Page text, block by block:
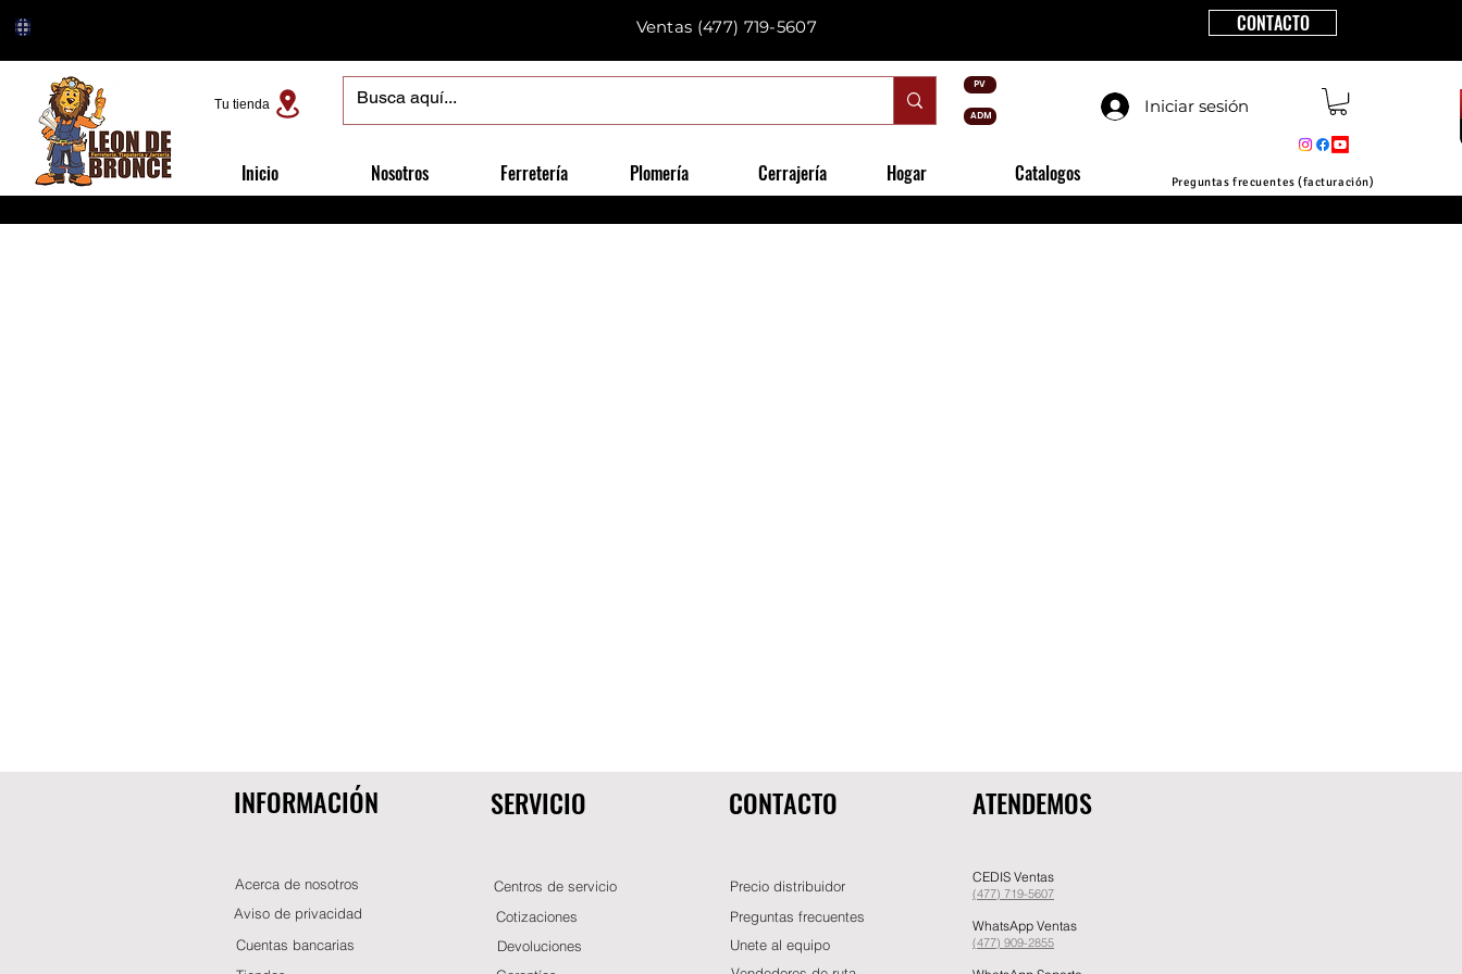
PV
ADM
Ventas (477) 719-5607 CONTACTO
Iniciar sesión
Tu tienda
Inicio Nosotros Ferretería Plomería Cerrajería Hogar Catalogos Preguntas frecuentes (facturación)
INFORMACIÓN
Acerca de nosotros
Aviso de privacidad
Cuentas bancarias
SERVICIO
Centros de servicio
Cotizaciones
Devoluciones
CONTACTO
Precio distribuidor
Preguntas frecuentes
Unete al equipo
ATENDEMOS
CEDIS Ventas
(477) 719-5607
WhatsApp Ventas
(477) 909-2855